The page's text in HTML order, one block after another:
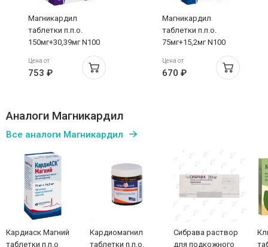
Магникардил
таблетки п.п.о.
150мг+30,39мг N100
Цена от
753 ₽
Магникардил
таблетки п.п.о.
75мг+15,2мг N100
Цена от
670 ₽
Аналоги Магникардил
Все аналоги Магникардил
Кардиаск Магний
таблетки п.п.о
Кардиомагнил
таблетки п.п.о.
Сибрава раствор
для подкожного